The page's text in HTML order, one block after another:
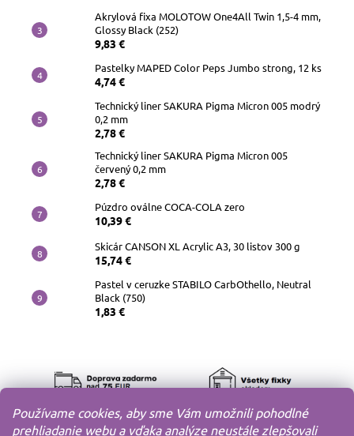
Používame cookies, aby sme Vám umožnili pohodlné
prehliadanie webu a vďaka analýze neustále zlepšovali
Akrylová fixa MOLOTOW One4All Twin 1,5-4 mm,
Glossy Black (252)
9,83 €
Pastelky MAPED Color Peps Jumbo strong, 12 ks
4,74 €
Technický liner SAKURA Pigma Micron 005 modrý
0,2 mm
2,78 €
Technický liner SAKURA Pigma Micron 005
červený 0,2 mm
2,78 €
Púzdro oválne COCA-COLA zero
10,39 €
Skicár CANSON XL Acrylic A3, 30 listov 300 g
15,74 €
Pastel v ceruzke STABILO CarbOthello, Neutral
Black (750)
1,83 €